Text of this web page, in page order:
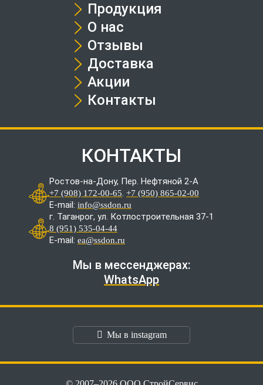
Продукция
О нас
Отзывы
Доставка
Акции
Контакты
КОНТАКТЫ
Ростов-на-Дону, Пер. Нефтяной 2-А
+7 (908) 172-00-65. +7 (950) 865-02-00
E-mail: info@ssdon.ru
г. Таганрог, ул. Котлостроительная 37-1
8 (951) 535-04-44
E-mail: ea@ssdon.ru
Мы в мессенджерах:
WhatsApp
Мы в instagram